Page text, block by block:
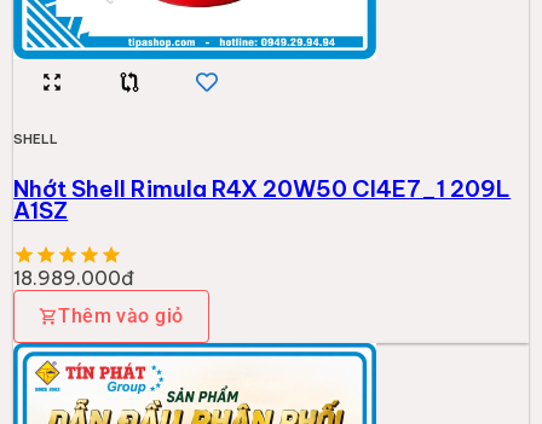
SHELL
Nhớt Shell Rimula R4X 20W50 CI4E7_1 209L
A1SZ
18.989.000đ
Thêm vào giỏ